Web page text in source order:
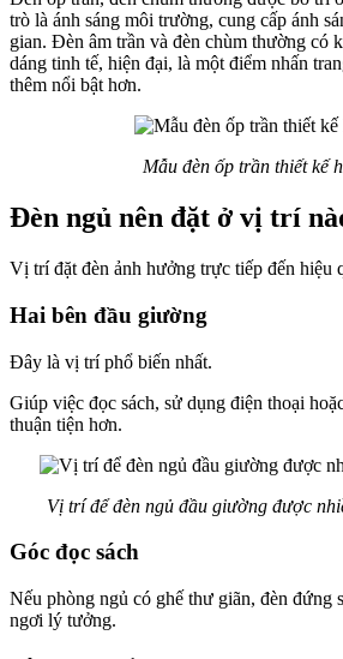
trò là ánh sáng môi trường, cung cấp ánh
gian. Đèn âm trần và đèn chùm thường có
dáng tinh tế, hiện đại, là một điểm nhấn
thêm nổi bật hơn.
Mẫu đèn ốp trần thiết kế
Đèn ngủ nên đặt ở vị trí
Vị trí đặt đèn ảnh hưởng trực tiếp đến hiệu
Hai bên đầu giường
Đây là vị trí phổ biến nhất.
Giúp việc đọc sách, sử dụng điện thoại
thuận tiện hơn.
Vị trí để đèn ngủ đầu giường được
Góc đọc sách
Nếu phòng ngủ có ghế thư giãn, đèn đứng
ngơi lý tưởng.